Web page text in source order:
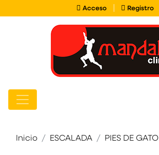
Acceso
Acceso Registro
Registro
Inicio ESCALADA PIES DE GATO